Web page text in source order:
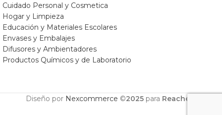
Cuidado Personal y Cosmetica
Hogar y Limpieza
Educación y Materiales Escolares
Envases y Embalajes
Difusores y Ambientadores
Productos Químicos y de Laboratorio
Diseño por Nexcommerce ©2025para Reachem